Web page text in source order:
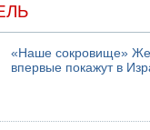
«Наше сокровище»
впервые покажут в